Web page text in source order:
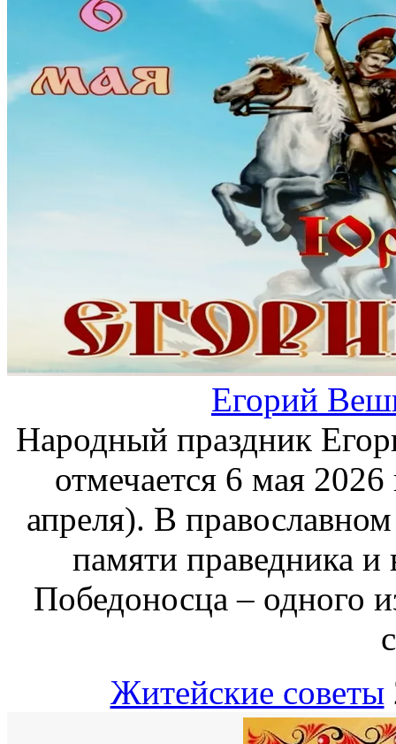
Егорий
Народный праздник
отмечается 6 мая
апреля). В
памяти праведника и
Победоносца – одного
Житейские советы